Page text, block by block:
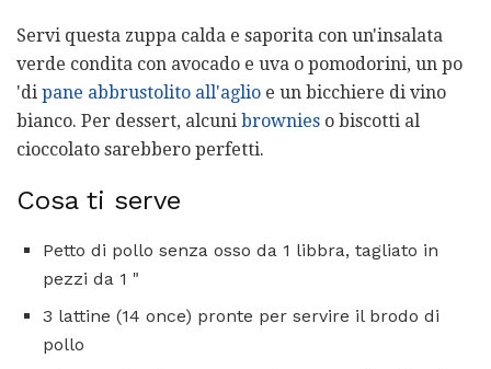
Servi questa zuppa calda e saporita con un'insalata
verde condita con avocado e uva o pomodorini, un po
'di pane abbrustolito all'aglio e un bicchiere di vino
bianco. Per dessert, alcuni brownies o biscotti al
cioccolato sarebbero perfetti.
Cosa ti serve
Petto di pollo senza osso da 1 libbra, tagliato in
pezzi da 1 "
3 lattine (14 once) pronte per servire il brodo di
pollo